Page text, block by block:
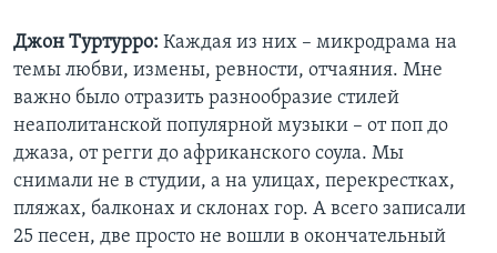
Джон Туртурро: Каждая из них – микродрама на
темы любви, измены, ревности, отчаяния. Мне
важно было отразить разнообразие стилей
неаполитанской популярной музыки – от поп до
джаза, от регги до африканского соула. Мы
снимали не в студии, а на улицах, перекрестках,
пляжах, балконах и склонах гор. А всего записали
25 песен, две просто не вошли в окончательный